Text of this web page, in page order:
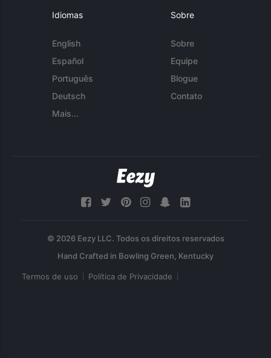
Idiomas
English
Español
Português
Deutsch
Mais...
Sobre
Sobre
Equipe
Blogue
Contato
© 2026 Eezy LLC. Todos os direitos reservados
Termos de uso Política de Privacidade